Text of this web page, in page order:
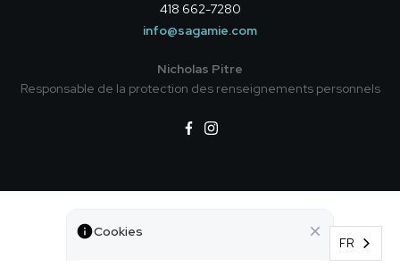
418 662-7280
info@sagamie.com
Nicholas Pitre
Responsable de la protection des renseignements personnels
Cookies
©Tous droits réservés — Centre SAGAMIE FR